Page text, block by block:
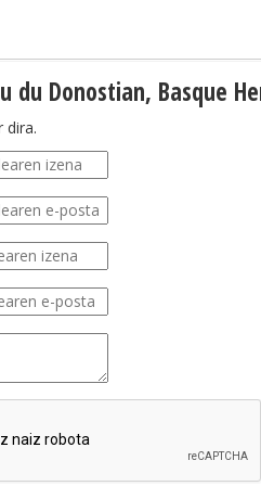
du Donostian, Basque
dira.